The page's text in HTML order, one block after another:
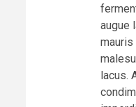
augue
lacus.